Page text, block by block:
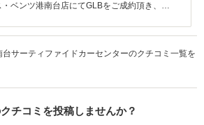
ベンツ港南台店にてGLBをご成約頂き、誠
サーティファイドカーセンターのクチコミ一覧を
チコミを投稿しませんか？